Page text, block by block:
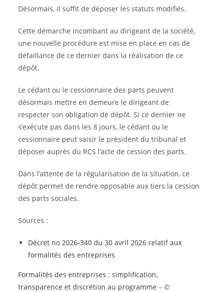
Désormais, il suffit de déposer les statuts modifiés.
Cette démarche incombant au dirigeant de la société,
une nouvelle procédure est mise en place en cas de
défaillance de ce dernier dans la réalisation de ce
dépôt.
Le cédant ou le cessionnaire des parts peuvent
désormais mettre en demeure le dirigeant de
respecter son obligation de dépôt. Si ce dernier ne
s’exécute pas dans les 8 jours, le cédant ou le
cessionnaire peut saisir le président du tribunal et
déposer auprès du RCS l’acte de cession des parts.
Dans l’attente de la régularisation de la situation, ce
dépôt permet de rendre opposable aux tiers la cession
des parts sociales.
Sources :
Décret no 2026-340 du 30 avril 2026 relatif aux
formalités des entreprises
Formalités des entreprises : simplification,
transparence et discrétion au programme – ©